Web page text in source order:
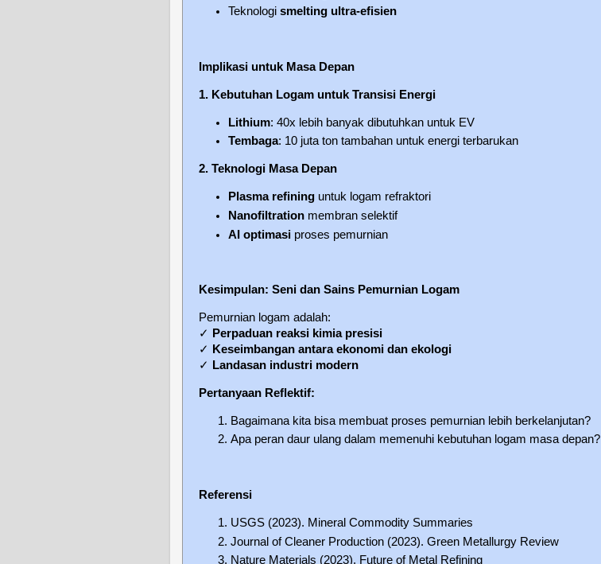
Teknologismelting ultra-efisien
Implikasi untuk Masa Depan
1. Kebutuhan Logam untuk Transisi Energi
Lithium: 40x lebih banyak dibutuhkan untuk EV
Tembaga: 10 juta ton tambahan untuk energi terbarukan
2. Teknologi Masa Depan
Plasma refining untuk logam refraktori
Nanofiltration membran selektif
AI optimasi proses pemurnian
Kesimpulan: Seni dan Sains Pemurnian Logam
Pemurnian logam adalah:
✓
Perpaduan reaksi kimia presisi
✓
Keseimbangan antara ekonomi dan ekologi
✓
Landasan industri modern
Pertanyaan Reflektif:
Bagaimana kita bisa membuat proses pemurnian lebih berkelanjutan?
Apa peran daur ulang dalam memenuhi kebutuhan logam masa depan?
Referensi
USGS (2023). Mineral Commodity Summaries
Journal of Cleaner Production (2023). Green Metallurgy Review
Nature Materials (2023). Future of Metal Refining